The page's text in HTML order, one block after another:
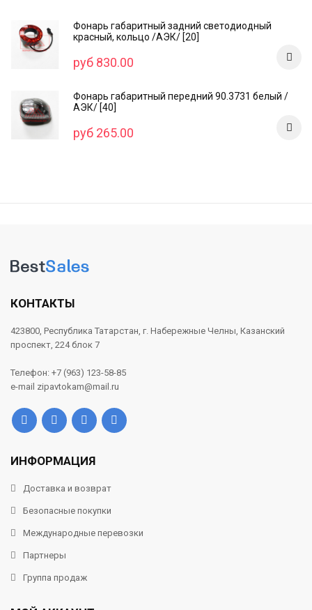
Фонарь габаритный задний светодиодный
красный, кольцо /AЭК/ [20]
руб 830.00
Фонарь габаритный передний 90.3731 белый /
АЭК/ [40]
руб 265.00
КОНТАКТЫ
423800, Республика Татарстан, г. Набережные Челны, Казанский
проспект, 224 блок 7
Телефон: +7 (963) 123-58-85
e-mail zipavtokam@mail.ru
ИНФОРМАЦИЯ
Доставка и возврат
Безопасные покупки
Международные перевозки
Партнеры
Группа продаж